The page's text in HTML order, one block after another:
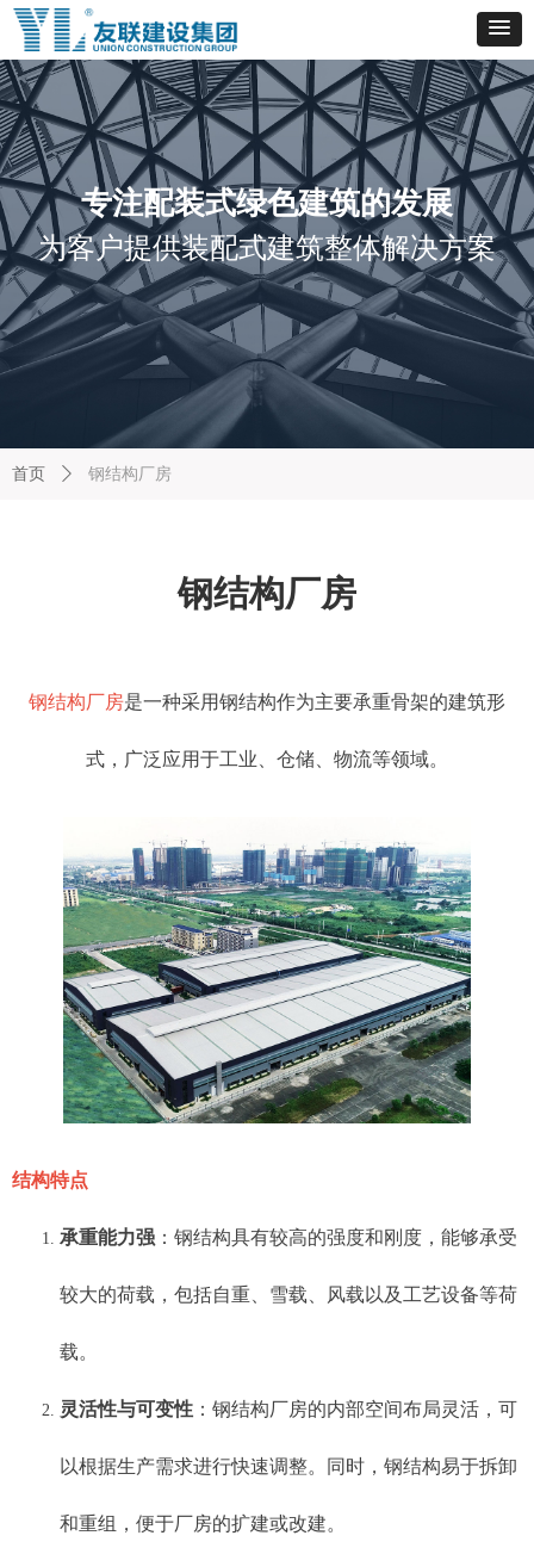
钢结构厂房
钢结构厂房是一种采用钢结构作为主要承重骨架的建筑形
式，广泛应用于工业、仓储、物流等领域。
结构特点
承重能力强 ：钢结构具有较高的强度和刚度，能够承受
较大的荷载，包括自重、雪载、风载以及工艺设备等荷
载。
灵活性与可变性 ：钢结构厂房的内部空间布局灵活，可
以根据生产需求进行快速调整。同时，钢结构易于拆卸
和重组，便于厂房的扩建或改建。
专注配装式绿色建筑的发展
为客户提供装配式建筑整体解决方案
首页 ꄲ 钢结构厂房